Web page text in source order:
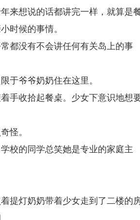
来想说的话都讲完一样，就算是
时候的事情。
都没有不会讲任何有关岛上的事
于爷爷奶奶住在这里。
手收拾起餐桌。少女下意识地想
怪。
校的同学总笑她是专业的家庭主
提灯奶奶带着少女走到了二楼的